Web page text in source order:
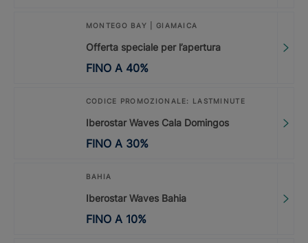
MONTEGO BAY | GIAMAICA
Offerta speciale per l’apertura
FINO A 40%
CODICE PROMOZIONALE: LASTMINUTE
Iberostar Waves Cala Domingos
FINO A 30%
BAHIA
Iberostar Waves Bahia
FINO A 10%